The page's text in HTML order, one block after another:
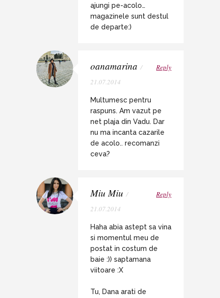
ajungi pe-acolo…
magazinele sunt destul
de departe:)
oanamarina /
21.07.2014
Reply
Multumesc pentru
raspuns. Am vazut pe
net plaja din Vadu. Dar
nu ma incanta cazarile
de acolo.. recomanzi
ceva?
Miu Miu /
21.07.2014
Reply
Haha abia astept sa vina
si momentul meu de
postat in costum de
baie :)) saptamana
viitoare :X
Tu, Dana arati de